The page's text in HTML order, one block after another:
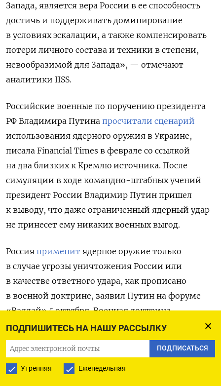
ПОДПИШИТЕСЬ НА НАШУ РАССЫЛКУ
ПОДПИСАТЬСЯ
Утренняя Еженедельная
Запада, является вера России в ее способность
достичь и поддерживать доминирование
в условиях эскалации, а также компенсировать
потери личного состава и техники в степени,
невообразимой для Запада», — отмечают
аналитики IISS.
Российские военные по поручению президента
РФ Владимира Путина просчитали сценарий
использования ядерного оружия в Украине,
писала Financial Times в феврале со ссылкой
на два близких к Кремлю источника. После
симуляции в ходе командно-штабных учений
президент России Владимир Путин пришел
к выводу, что даже ограниченный ядерный удар
не принесет ему никаких военных выгод.
Россия применит ядерное оружие только
в случае угрозы уничтожения России или
в качестве ответного удара, как прописано
в военной доктрине, заявил Путин на форуме
«Валдай» 5 октября. Военная доктрина
РФ гласит, что Россия оставляет за собой право
применить ядерное оружие в ответ
на применение против нее и (или) ее союзников
ядерного и других видов оружия массового